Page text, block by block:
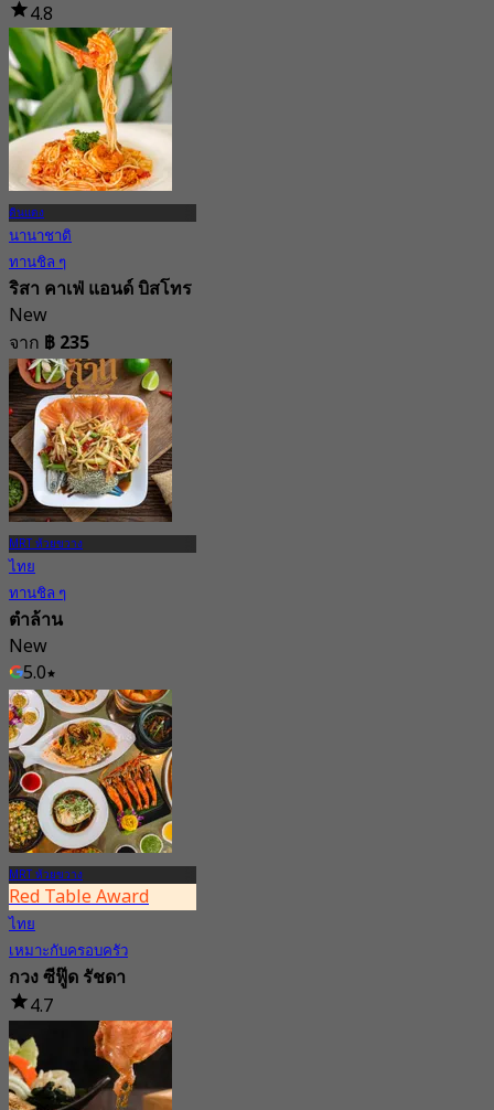
4.8
5.7K การจอง
จาก฿ 559
ดินแดง
นานาชาติ
ทานชิล ๆ
ริสา คาเฟ่ แอนด์ บิสโทร
New
จาก ฿ 235
MRT ห้วยขวาง
ไทย
ทานชิล ๆ
ตำล้าน
New
5.0
จาก฿ 250
MRT ห้วยขวาง
Red Table Award
ไทย
เหมาะกับครอบครัว
กวง ซีฟู๊ด รัชดา
4.7
7.9K การจอง
จาก